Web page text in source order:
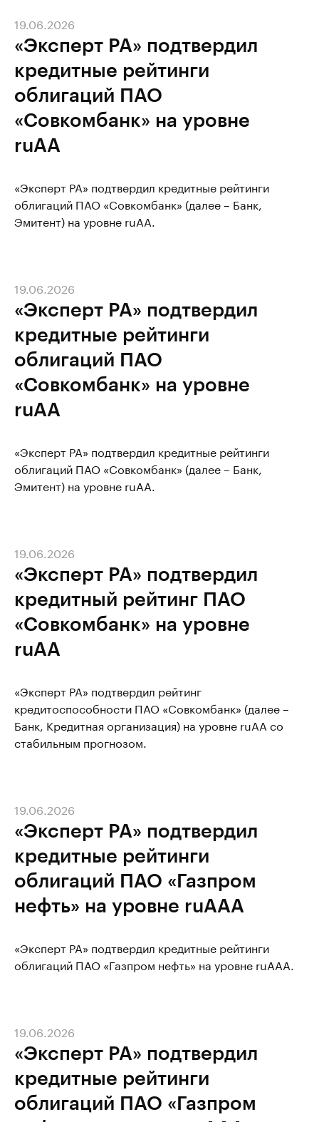
«Эксперт РА» подтвердил
кредитные рейтинги
облигаций ПАО
«Совкомбанк» на уровне
ruAA
19.06.2026
«Эксперт РА» подтвердил кредитные рейтинги
облигаций ПАО «Совкомбанк» (далее – Банк,
Эмитент) на уровне ruAА.
«Эксперт РА» подтвердил
кредитные рейтинги
облигаций ПАО
«Совкомбанк» на уровне
ruAA
19.06.2026
«Эксперт РА» подтвердил кредитные рейтинги
облигаций ПАО «Совкомбанк» (далее – Банк,
Эмитент) на уровне ruAА.
«Эксперт РА» подтвердил
кредитный рейтинг ПАО
«Совкомбанк» на уровне
ruAA
19.06.2026
«Эксперт РА» подтвердил рейтинг
кредитоспособности ПАО «Совкомбанк» (далее –
Банк, Кредитная организация) на уровне ruAA со
стабильным прогнозом.
«Эксперт РА» подтвердил
кредитные рейтинги
облигаций ПАО «Газпром
нефть» на уровне ruAAA
19.06.2026
«Эксперт РА» подтвердил кредитные рейтинги
облигаций ПАО «Газпром нефть» на уровне ruAAA.
«Эксперт РА» подтвердил
кредитные рейтинги
облигаций ПАО «Газпром
19.06.2026